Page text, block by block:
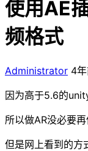
使用AE
频格式
Administrator 4
因为高于5.6的
所以做AR没必要
但是网上看到的